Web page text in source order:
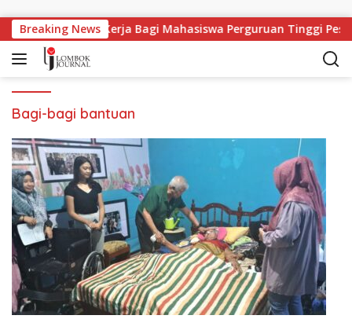
Breaking News
Lapangan Kerja Bagi Mahasiswa Perguruan Tinggi
Bagi-bagi bantuan